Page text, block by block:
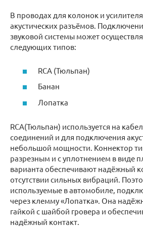
В проводах для колонок и
акустических разъёмов.
звуковой системы может
следующих типов:
RCA (Тюльпан)
Банан
Лопатка
RCA(Тюльпан) используется на
соединений и для подключения
небольшой мощности. Коннектор
разрезным и с уплотнением в виде
варианта обеспечивают надёжный
отсутствии сильных вибраций.
используемые в автомобиле,
через клемму «Лопатка». Она
гайкой с шайбой гровера и
надёжный контакт.